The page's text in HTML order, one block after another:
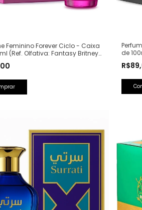
Feminino Forever Ciclo - Caixa
(Ref. Olfativa: Fantasy Britney
de